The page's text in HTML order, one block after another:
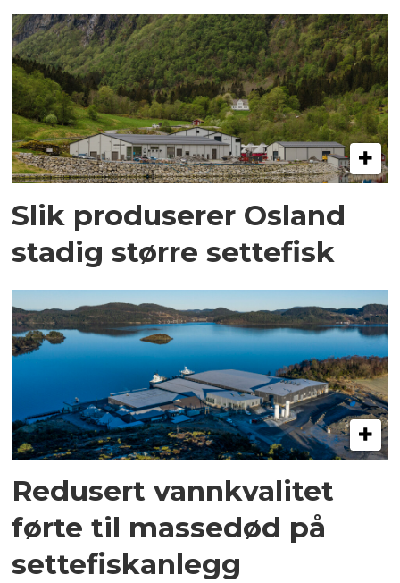
Slik produserer Osland
stadig større settefisk
Redusert vannkvalitet
førte til massedød på
settefiskanlegg